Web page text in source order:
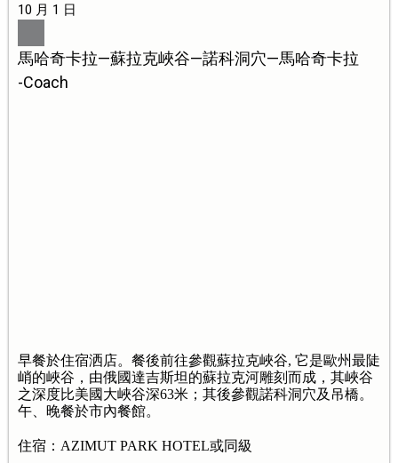
10 月 1 日
馬哈奇卡拉—蘇拉克峽谷—諾科洞穴—馬哈奇卡拉
-Coach
早餐於住宿洒店。餐後前往參觀蘇拉克峽谷, 它是歐州最陡
峭的峽谷，由俄國達吉斯坦的蘇拉克河雕刻而成，其峽谷
之深度比美國大峽谷深63米；其後參觀諾科洞穴及吊橋。
午、晚餐於市內餐館。
住宿：AZIMUT PARK HOTEL或同級